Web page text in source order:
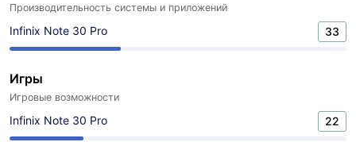
Производительность системы и приложений
Infinix Note 30 Pro 33
Игры
Игровые возможности
Infinix Note 30 Pro 22